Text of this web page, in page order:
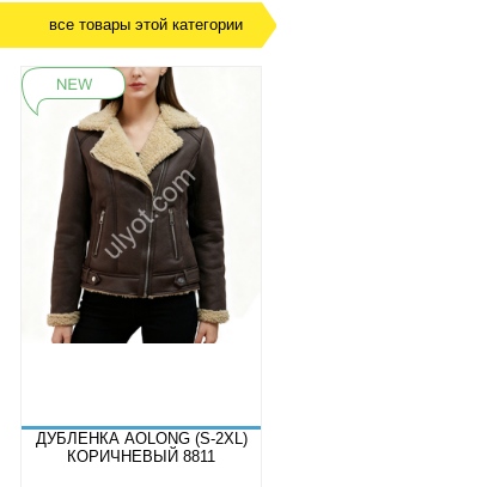
все товары этой категории
ДУБЛЕНКА AOLONG (S-2XL)
КОРИЧНЕВЫЙ 8811